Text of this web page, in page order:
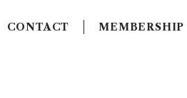
CONTACT MEMBERSHIP